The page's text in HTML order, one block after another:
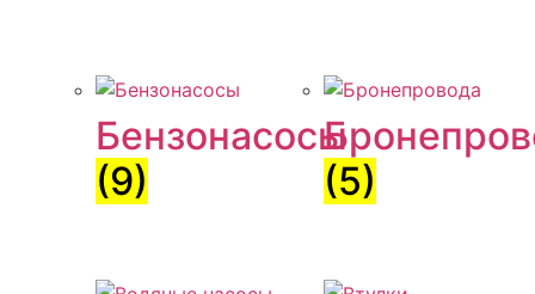
Бензонасосы
(9)
(5)